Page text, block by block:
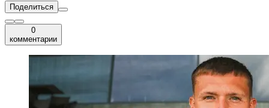
Поделиться
0
комментарии